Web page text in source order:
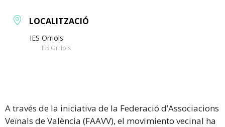
LOCALITZACIÓ
IES Orriols
IES Orriols
A través de la iniciativa de la Federació d’Associacions
Veïnals de València (FAAVV), el movimiento vecinal ha